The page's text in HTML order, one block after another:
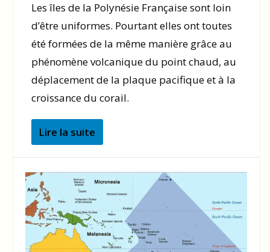
Les îles de la Polynésie Française sont loin
d’être uniformes. Pourtant elles ont toutes
été formées de la même manière grâce au
phénomène volcanique du point chaud, au
déplacement de la plaque pacifique et à la
croissance du corail.
Lire la suite